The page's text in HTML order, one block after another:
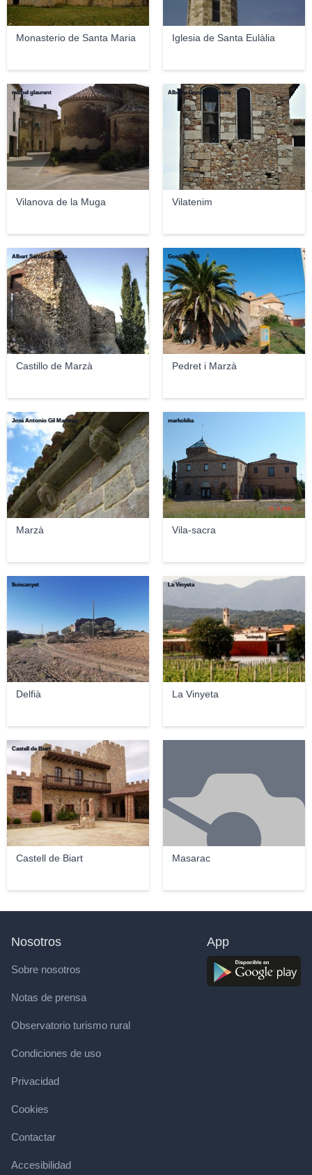
Monasterio de Santa Maria Iglesia de Santa Eulàlia
Vilanova de la Muga
michel glaurent
Vilatenim
Alberto Gonzalez Rovira
Castillo de Marzà
Albert Sarola Juanola
Pedret i Marzà
Gordito1869
Marzà
José Antonio Gil Martínez
Vila-sacra
markokika
Delfià
lluiscanyet
La Vinyeta
La Vinyeta
Castell de Biart
Castell de Biart
Masarac
Nosotros
Sobre nosotros
Notas de prensa
Observatorio turismo rural
Condiciones de uso
Privacidad
Cookies
Contactar
Accesibilidad
App